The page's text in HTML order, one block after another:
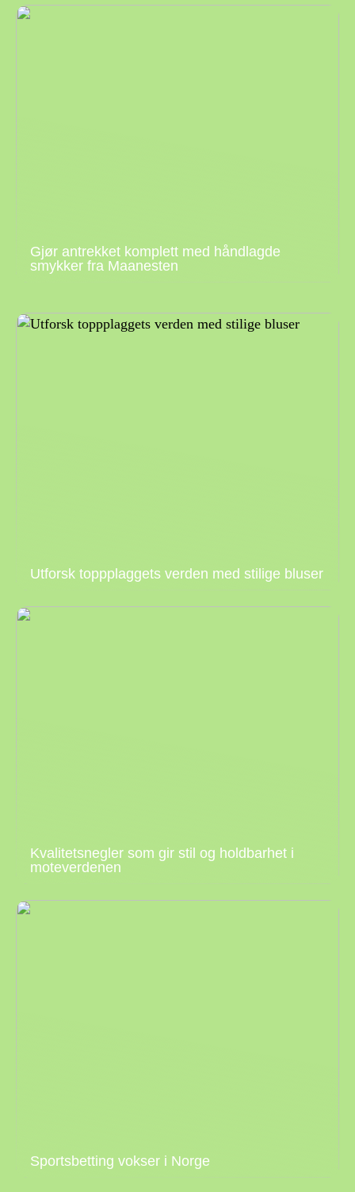
Gjør antrekket komplett med håndlagde
smykker fra Maanesten
Utforsk toppplaggets verden med stilige bluser
Kvalitetsnegler som gir stil og holdbarhet i
moteverdenen
Sportsbetting vokser i Norge